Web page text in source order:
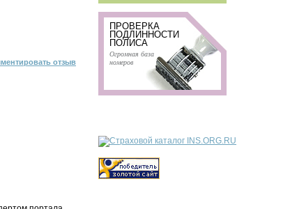
отзыв
ПРОВЕРКА
ПОДЛИННОСТИ
ПОЛИСА
Огромная база
номеров